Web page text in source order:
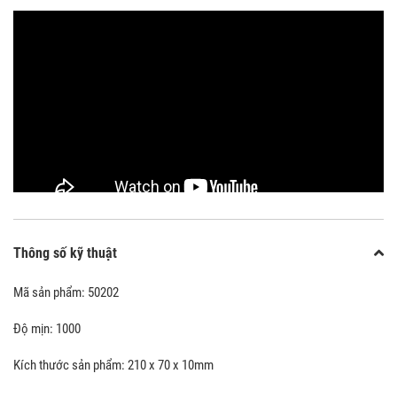
Thông số kỹ thuật
Mã sản phẩm: 50202
Độ mịn: 1000
Kích thước sản phẩm: 210 x 70 x 10mm